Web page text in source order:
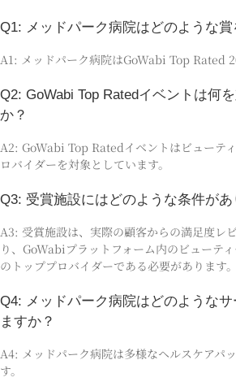
Q1: メッドパーク病院はどのような
A1: メッドパーク病院はGoWabi Top Rated
Q2: GoWabi Top Ratedイベントは何
か？
A2: GoWabi Top Ratedイベントはビューテ
ロバイダーを対象としています。
Q3: 受賞施設にはどのような条件があ
A3: 受賞施設は、実際の顧客からの満足度レ
り、GoWabiプラットフォーム内のビューテ
のトッププロバイダーである必要があります。
Q4: メッドパーク病院はどのような
ますか？
A4: メッドパーク病院は多様なヘルスケアパ
す。